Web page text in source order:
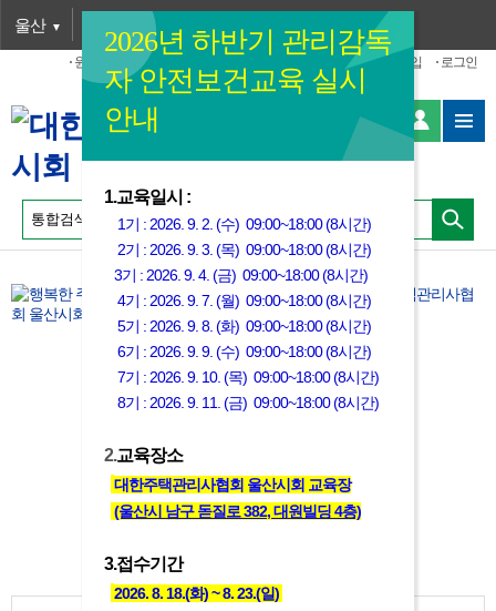
울산
로그인
홈페이지 가입
내정보수정
원격지원
2026년 하반기 관리감독
자 안전보건교육 실시
안내
1.교육일시 :
1기 : 2026. 9. 2. (수) 09:00~18:00 (8시간)
2기 : 2026. 9. 3. (목) 09:00~18:00 (8시간)
3기 : 2026. 9. 4. (금) 09:00~18:00 (8시간)
4기 : 2026. 9. 7. (월) 09:00~18:00 (8시간)
5기 : 2026. 9. 8. (화) 09:00~18:00 (8시간)
6기 : 2026. 9. 9. (수) 09:00~18:00 (8시간)
7기 : 2026. 9. 10. (목) 09:00~18:00 (8시간)
8기 : 2026. 9. 11. (금) 09:00~18:00 (8시간)
2.교육장소
대한주택관리사협회 울산시회 교육장
(울산시 남구 돋질로 382, 대원빌딩 4층)
3.접수기간
2026. 8. 18.(화) ~ 8. 23.(일)